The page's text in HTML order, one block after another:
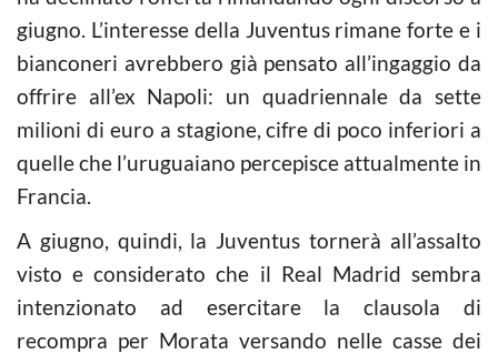
giugno. L’interesse della Juventus rimane forte e i
bianconeri avrebbero già pensato all’ingaggio da
offrire all’ex Napoli: un quadriennale da sette
milioni di euro a stagione, cifre di poco inferiori a
quelle che l’uruguaiano percepisce attualmente in
Francia.
A giugno, quindi, la Juventus tornerà all’assalto
visto e considerato che il Real Madrid sembra
intenzionato ad esercitare la clausola di
recompra per Morata versando nelle casse dei